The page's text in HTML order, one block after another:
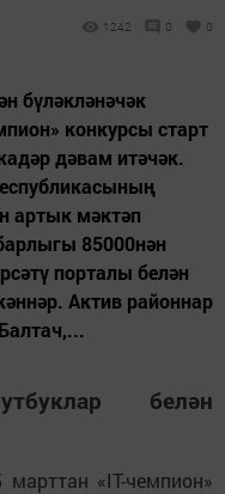
1242 0 0
бүләкләнәчәк
конкурсы старт
дәвам итәчәк.
артык мәктәп
85000нән
порталы белән
Актив районнар
белән
марттан «IT-чемпион»